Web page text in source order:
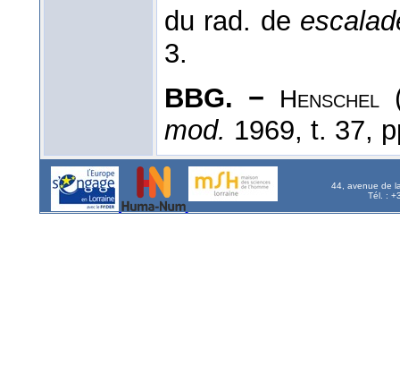
du rad. de
3.
BBG. −
Henschel
mod. 1969, t. 37,
44, avenue de
Tél. :